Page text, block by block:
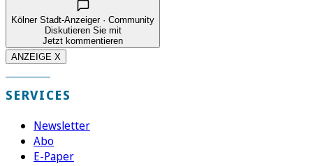
Kölner Stadt-Anzeiger · Community
Diskutieren Sie mit
Jetzt kommentieren
ANZEIGE X
SERVICES
Newsletter
Abo
E-Paper